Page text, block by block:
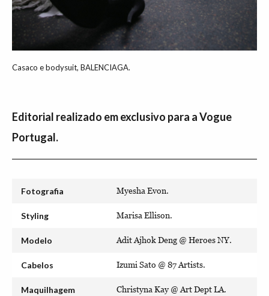
Casaco e bodysuit, BALENCIAGA.
Editorial realizado em exclusivo para a Vogue
Portugal.
Fotografia Myesha Evon.
Styling Marisa Ellison.
Modelo Adit Ajhok Deng @ Heroes NY.
Cabelos Izumi Sato @ 87 Artists.
Maquilhagem Christyna Kay @ Art Dept LA.